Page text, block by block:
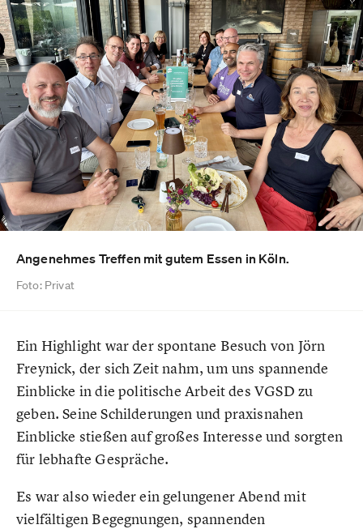
Angenehmes Treffen mit gutem Essen in Köln.
Foto: Privat
Ein Highlight war der spontane Besuch von Jörn
Freynick, der sich Zeit nahm, um uns spannende
Einblicke in die politische Arbeit des VGSD zu
geben. Seine Schilderungen und praxisnahen
Einblicke stießen auf großes Interesse und sorgten
für lebhafte Gespräche.
Es war also wieder ein gelungener Abend mit
vielfältigen Begegnungen, spannenden